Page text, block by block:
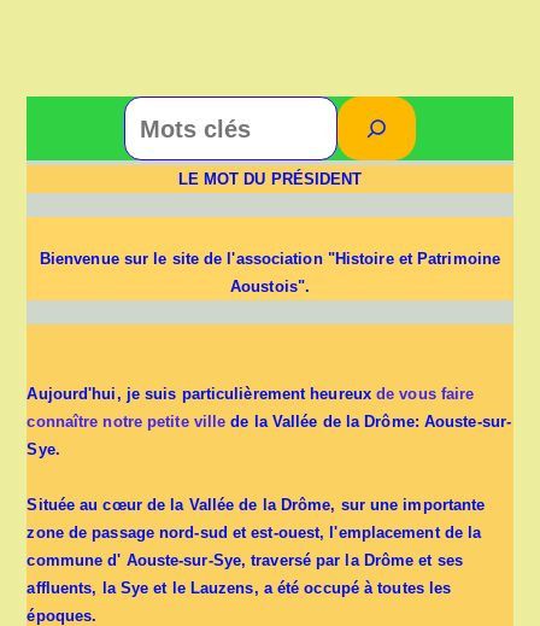
Rechercher
LE MOT DU PRÉSIDENT
Bienvenue sur le site de l'association "Histoire et Patrimoine
Aoustois".
Aujourd'hui, je suis particulièrement heureuxde vous faire
connaître notre petite ville de la Vallée de la Drôme: Aouste-sur-
Sye.
Située au cœur de la Vallée de la Drôme, sur une importante
zone de passage nord-sud et est-ouest, l'emplacement de la
commune d' Aouste-sur-Sye, traversé par la Drôme et ses
affluents, la Sye et le Lauzens, a été occupé à toutes les
époques.